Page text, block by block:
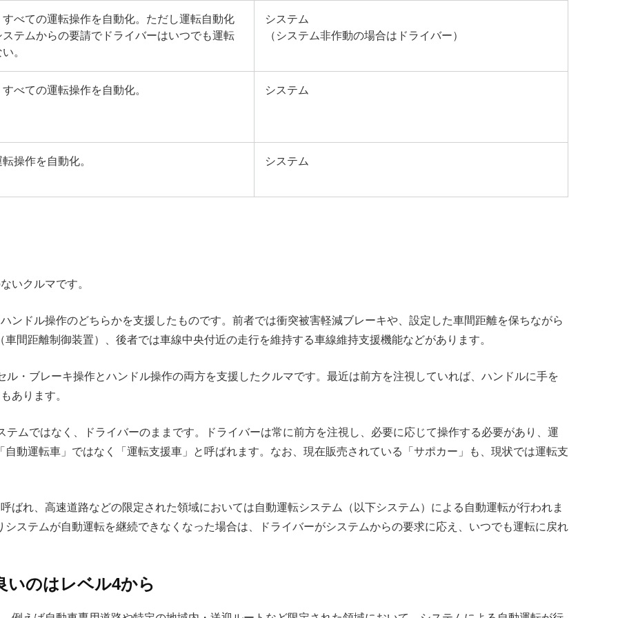
べての運転操作を自動化。ただし運転自動化
テムからの要請でドライバーはいつでも運転
。
システム
（システム非作動の場合はドライバー）
べての運転操作を自動化。 システム
操作を自動化。 システム
いクルマです。
ンドル操作のどちらかを支援したものです。前者では衝突被害軽減ブレーキや、設定した車間距離を保ちながら
間距離制御装置）、後者では車線中央付近の走行を維持する車線維持支援機能などがあります。
・ブレーキ操作とハンドル操作の両方を支援したクルマです。最近は前方を注視していれば、ハンドルに手を
あります。
ムではなく、ドライバーのままです。ドライバーは常に前方を注視し、必要に応じて操作する必要があり、運
動運転車」ではなく「運転支援車」と呼ばれます。なお、現在販売されている「サポカー」も、現状では運転支
ばれ、高速道路などの限定された領域においては自動運転システム（以下システム）による自動運転が行われま
ステムが自動運転を継続できなくなった場合は、ドライバーがシステムからの要求に応え、いつでも運転に戻れ
いのはレベル4から